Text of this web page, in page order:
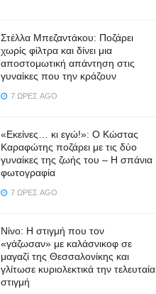
Στέλλα Μπεζαντάκου: Ποζάρει
χωρίς φίλτρα και δίνει μια
αποστομωτική απάντηση στις
γυναίκες που την κράζουν
7 ΏΡΕΣ AGO
«Εκείνες… κι εγώ!»: Ο Κώστας
Καραφώτης ποζάρει με τις δύο
γυναίκες της ζωής του – Η σπάνια
φωτογραφία
7 ΏΡΕΣ AGO
Νίνο: Η στιγμή που τον
«γάζωσαν» με καλάσνικοφ σε
μαγαζί της Θεσσαλονίκης και
γλίτωσε κυριολεκτικά την τελευταία
στιγμή